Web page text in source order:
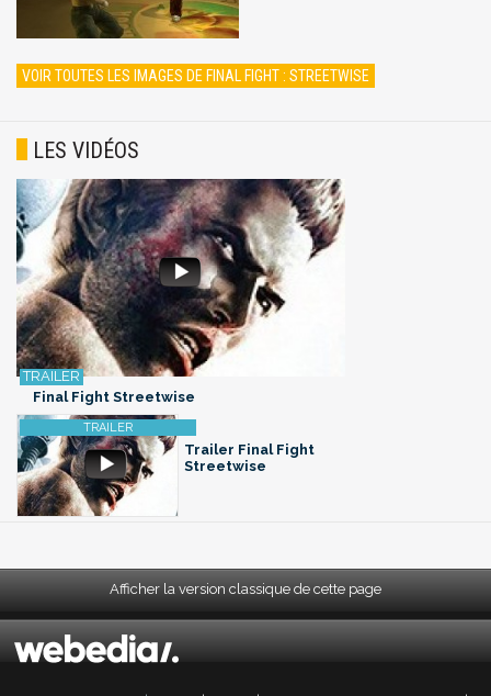
VOIR TOUTES LES IMAGES DE FINAL FIGHT : STREETWISE
LES VIDÉOS
Final Fight Streetwise
Trailer Final Fight
Streetwise
Afficher la version classique de cette page